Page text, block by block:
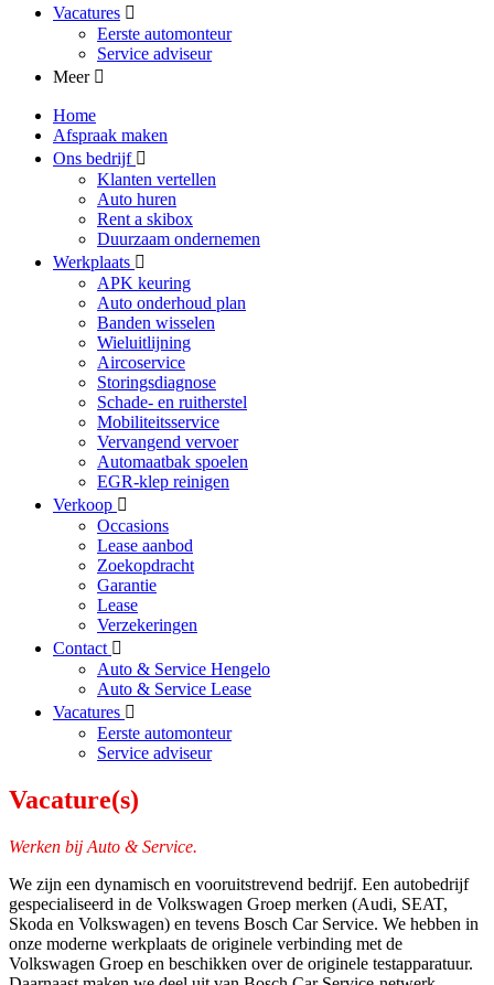
Vacatures
Eerste automonteur
Service adviseur
Meer
Home
Afspraak maken
Ons bedrijf
Klanten vertellen
Auto huren
Rent a skibox
Duurzaam ondernemen
Werkplaats
APK keuring
Auto onderhoud plan
Banden wisselen
Wieluitlijning
Aircoservice
Storingsdiagnose
Schade- en ruitherstel
Mobiliteitsservice
Vervangend vervoer
Automaatbak spoelen
EGR-klep reinigen
Verkoop
Occasions
Lease aanbod
Zoekopdracht
Garantie
Lease
Verzekeringen
Contact
Auto & Service Hengelo
Auto & Service Lease
Vacatures
Eerste automonteur
Service adviseur
Vacature(s)
Werken bij Auto & Service.
We zijn een dynamisch en vooruitstrevend bedrijf. Een autobedrijf
gespecialiseerd in de Volkswagen Groep merken (Audi, SEAT,
Skoda en Volkswagen) en tevens Bosch Car Service. We hebben in
onze moderne werkplaats de originele verbinding met de
Volkswagen Groep en beschikken over de originele testapparatuur.